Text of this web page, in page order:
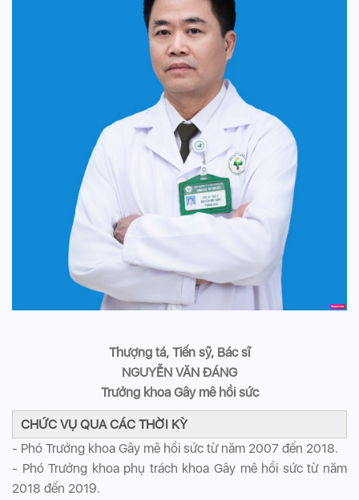
Thượng tá, Tiến sỹ, Bác sĩ
NGUYỄN VĂN ĐÁNG
Trưởng khoa Gây mê hồi sức
CHỨC VỤ QUA CÁC THỜI KỲ
- Phó Trưởng khoa Gây mê hồi sức từ năm 2007 đến 2018.
- Phó Trưởng khoa phụ trách khoa Gây mê hồi sức từ năm
2018 đến 2019.